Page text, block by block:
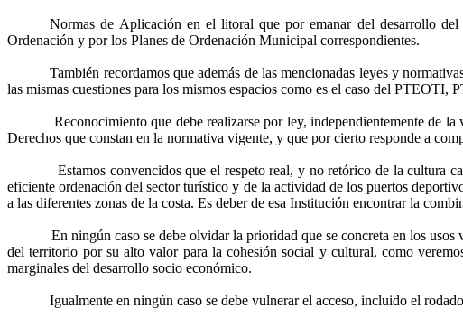
Normas de Aplicación en el litoral que por emanar del desarrollo
Ordenación y por los Planes de Ordenación Municipal correspondientes.
También recordamos que además de las mencionadas leyes y
las mismas cuestiones para los mismos espacios como es el caso del PTEOTI,
Reconocimiento que debe realizarse por ley, independientemente de la
Derechos que constan en la normativa vigente, y que por cierto responde a
Estamos convencidos que el respeto real, y no retórico de la cultura
eficiente ordenación del sector turístico y de la actividad de los puertos
a las diferentes zonas de la costa. Es deber de esa Institución encontrar la
En ningún caso se debe olvidar la prioridad que se concreta en los usos
del territorio por su alto valor para la cohesión social y cultural, como
marginales del desarrollo socio económico.
Igualmente en ningún caso se debe vulnerar el acceso, incluido el